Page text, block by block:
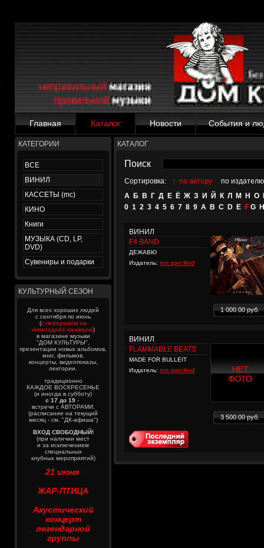
Главная Каталог Новости События и
КАТЕГОРИИ
ВСЕ
ВИНИЛ
КАССЕТЫ (mc)
КИНО
Книги
МУЗЫКА (CD, LP,
DVD)
Сувениры и подарки
КУЛЬТУРНЫЙ СЕЗОН
Для всех хороших людей
с сентября по июнь
(с перерывом на
новогодние каникулы)
в магазине музыки
"ДОМ КУЛЬТУРЫ",
презентации новых альбомов,
книг, фильмов,
концерты, видеопоказы,
лектории.
традиционно
КАЖДОЕ ВОСКРЕСЕНЬЕ
(и иногда в субботу)
с 17 до 19 -
встречи с АВТОРАМИ.
(расписание на текущий
месяц - см. "ДК-афиша")
ВХОД СВОБОДНЫЙ!
(при наличии мест
и за исключением
специальных
клубных мероприятий)
21 июня
ЖАР-ПТИЦА
Акустический
концерт
легендарной
группы
КАТАЛОГ
Поиск
Сортировка: ↑ по автору
по издателю
А Б В Г Д Е Ё Ж З И Й К Л М Н О
0 1 2 3 4 5 6 7 8 9 A B C D E F G H
ВИНИЛ
F4 BAND
ДЕЖАВЮ
Издатель: not specified
1 000.00 руб.
ВИНИЛ
FLAMMABLE BEATS
MADE FOR BULLEIT
Издатель: not specified
3 500.00 руб.